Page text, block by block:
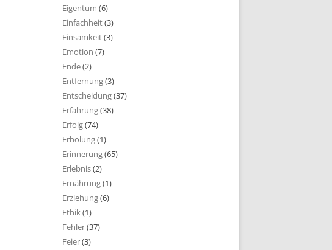
Eigentum (6)
Einfachheit(3)
Einsamkeit(3)
Emotion (7)
Ende(2)
Entfernung(3)
Entscheidung(37)
Erfahrung(38)
Erfolg(74)
Erholung(1)
Erinnerung(65)
Erlebnis(2)
Ernährung(1)
Erziehung(6)
Ethik(1)
Fehler(37)
Feier(3)